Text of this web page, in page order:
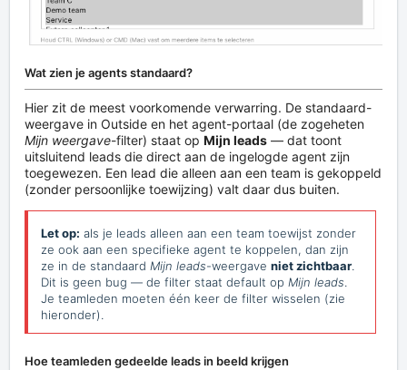
Wat zien je agents standaard?
Hier zit de meest voorkomende verwarring. De standaard-
weergave in Outside en het agent-portaal (de zogeheten
Mijn weergave-filter) staat op Mijn leads — dat toont
uitsluitend leads die direct aan de ingelogde agent zijn
toegewezen. Een lead die alleen aan een team is gekoppeld
(zonder persoonlijke toewijzing) valt daar dus buiten.
Let op: als je leads alleen aan een team toewijst zonder
ze ook aan een specifieke agent te koppelen, dan zijn
ze in de standaard Mijn leads-weergave niet zichtbaar.
Dit is geen bug — de filter staat default op Mijn leads.
Je teamleden moeten één keer de filter wisselen (zie
hieronder).
Hoe teamleden gedeelde leads in beeld krijgen